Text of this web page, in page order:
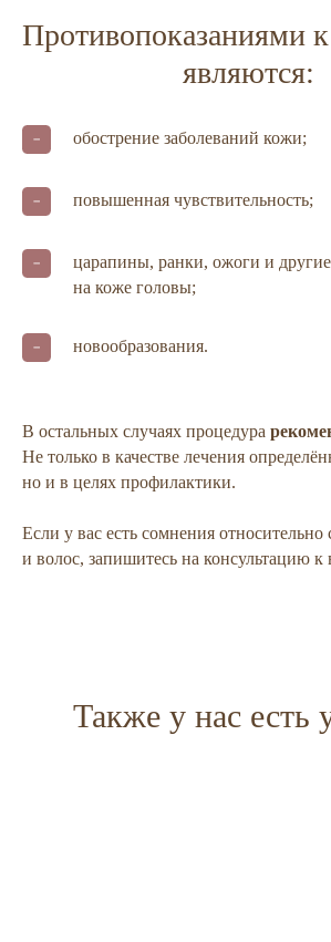
Противопоказаниями
являются:
обострение заболеваний кожи;
повышенная чувствительность;
царапины, ранки, ожоги и
на коже головы;
новообразования.
В остальных случаях процедура
Не только в качестве лечения
но и в целях профилактики.
Если у вас есть сомнения относительно
и волос, запишитесь на консультацию к
Также у нас есть